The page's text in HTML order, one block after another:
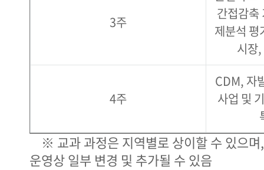
3주
간접감축
제분석 평
시장
4주
CDM, 자
사업 및
※ 교과 과정은 지역별로 상이할 수 있으며
운영상 일부 변경 및 추가될 수 있음